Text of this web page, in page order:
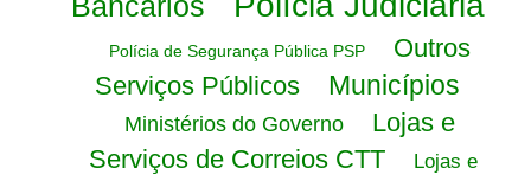
Polícia de Segurança Pública PSP
Outros
Serviços Públicos
Municípios
Ministérios do Governo
Lojas e
Serviços de Correios CTT
Lojas e